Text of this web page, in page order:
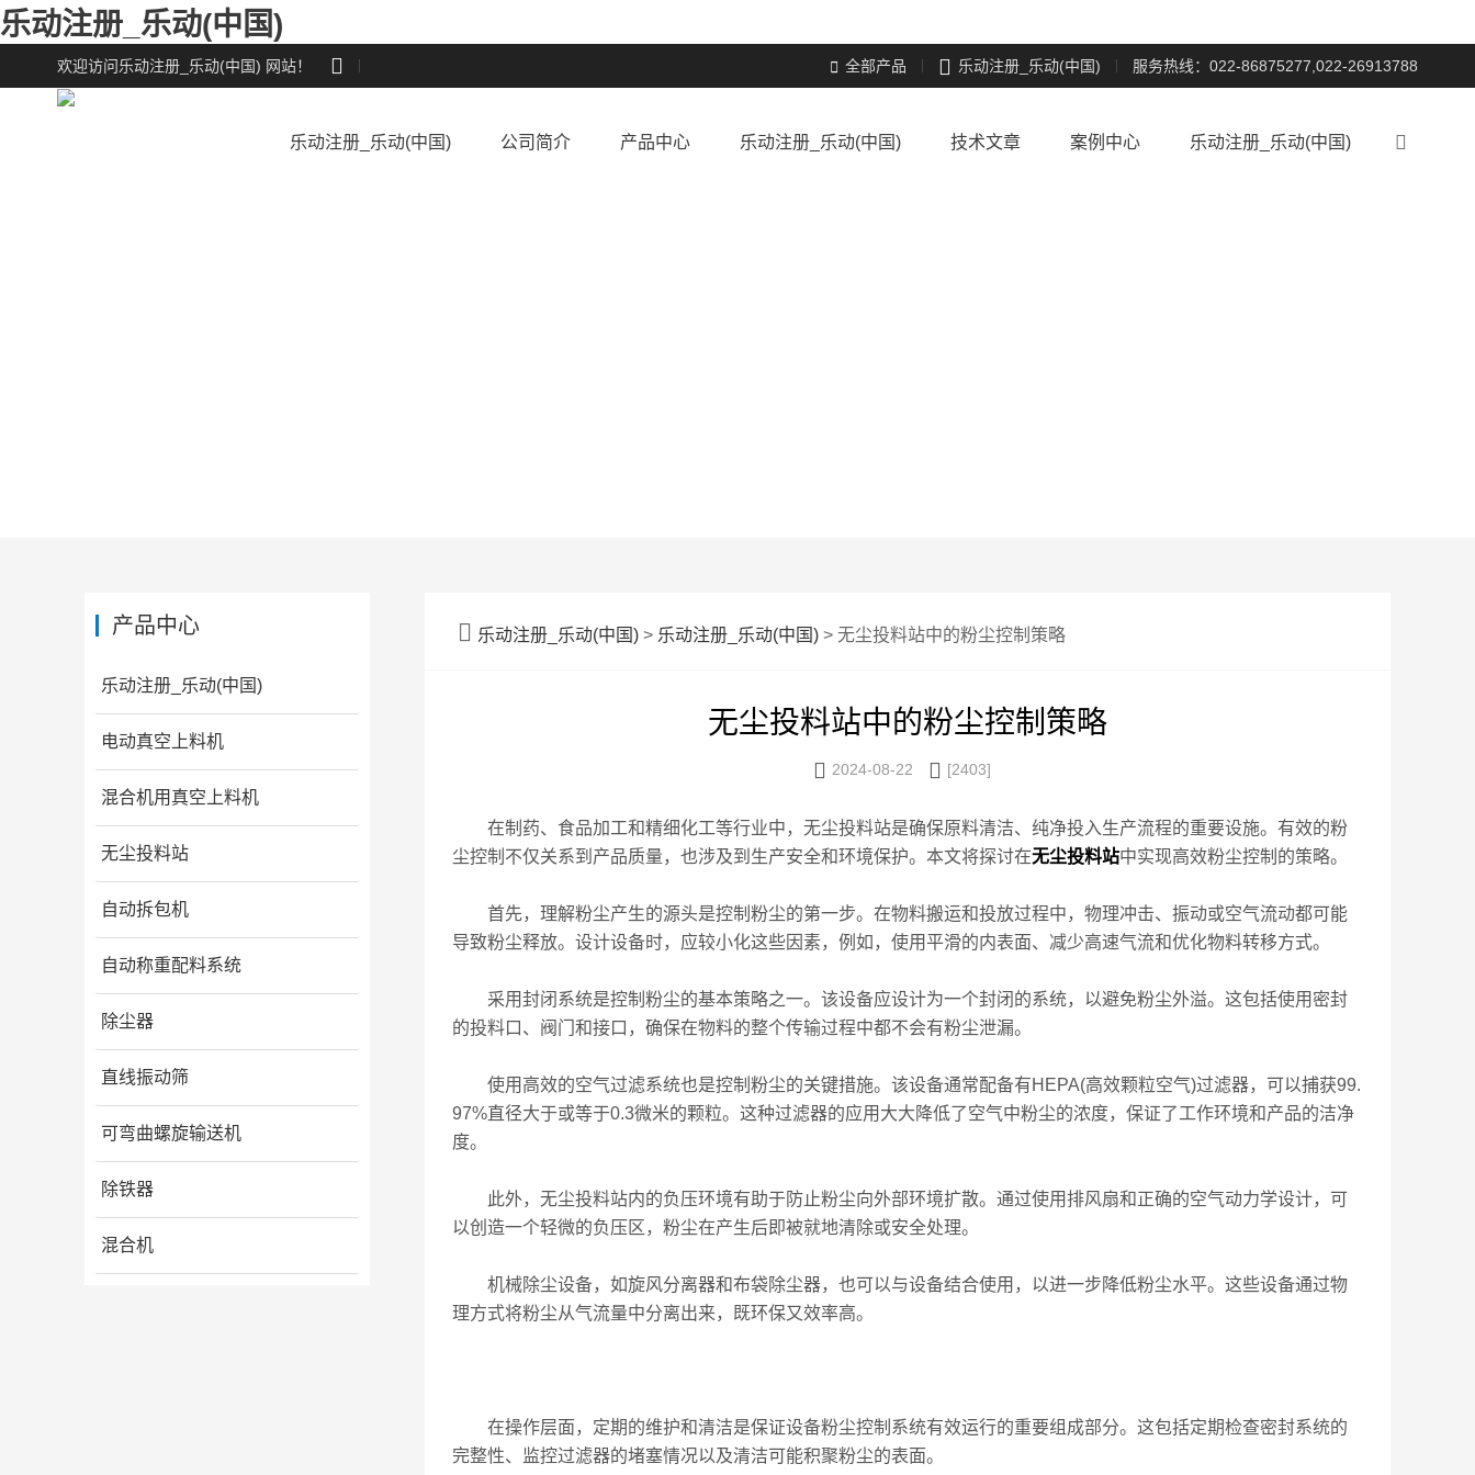
乐动注册_乐动(中国)
欢迎访问乐动注册_乐动(中国) 网站！   全部产品  乐动注册_乐动(中国) 服务热线：022-86875277,022-26913788

乐动注册_乐动(中国) 公司简介 产品中心 乐动注册_乐动(中国) 技术文章 案例中心 乐动注册_乐动(中国)
 乐动注册_乐动(中国) > 乐动注册_乐动(中国) > 无尘投料站中的粉尘控制策略
无尘投料站中的粉尘控制策略
 2024-08-22  [2403]
在制药、食品加工和精细化工等行业中，无尘投料站是确保原料清洁、纯净投入生产流程的重要设施。有效的粉
尘控制不仅关系到产品质量，也涉及到生产安全和环境保护。本文将探讨在无尘投料站中实现高效粉尘控制的策略。
首先，理解粉尘产生的源头是控制粉尘的第一步。在物料搬运和投放过程中，物理冲击、振动或空气流动都可能
导致粉尘释放。设计设备时，应较小化这些因素，例如，使用平滑的内表面、减少高速气流和优化物料转移方式。
采用封闭系统是控制粉尘的基本策略之一。该设备应设计为一个封闭的系统，以避免粉尘外溢。这包括使用密封
的投料口、阀门和接口，确保在物料的整个传输过程中都不会有粉尘泄漏。
使用高效的空气过滤系统也是控制粉尘的关键措施。该设备通常配备有HEPA(高效颗粒空气)过滤器，可以捕获99.
97%直径大于或等于0.3微米的颗粒。这种过滤器的应用大大降低了空气中粉尘的浓度，保证了工作环境和产品的洁净
度。
此外，无尘投料站内的负压环境有助于防止粉尘向外部环境扩散。通过使用排风扇和正确的空气动力学设计，可
以创造一个轻微的负压区，粉尘在产生后即被就地清除或安全处理。
机械除尘设备，如旋风分离器和布袋除尘器，也可以与设备结合使用，以进一步降低粉尘水平。这些设备通过物
理方式将粉尘从气流量中分离出来，既环保又效率高。
在操作层面，定期的维护和清洁是保证设备粉尘控制系统有效运行的重要组成部分。这包括定期检查密封系统的
完整性、监控过滤器的堵塞情况以及清洁可能积聚粉尘的表面。
产品中心
乐动注册_乐动(中国)
电动真空上料机
混合机用真空上料机
无尘投料站
自动拆包机
自动称重配料系统
除尘器
直线振动筛
可弯曲螺旋输送机
除铁器
混合机